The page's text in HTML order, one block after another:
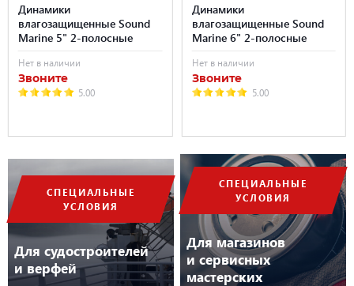
СПЕЦИАЛЬНЫЕ
УСЛОВИЯ
Для судостроителей
и верфей
СПЕЦИАЛЬНЫЕ
УСЛОВИЯ
Для магазинов
и сервисных
мастерских
Динамики
влагозащищенные Sound
Marine 5" 2-полосные
Нет в наличии
Звоните
5.00
Динамики
влагозащищенные Sound
Marine 6" 2-полосные
Нет в наличии
Звоните
5.00